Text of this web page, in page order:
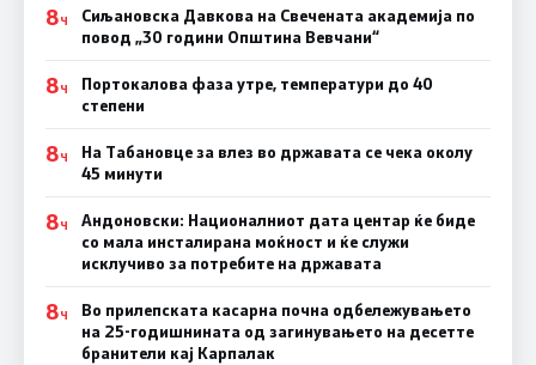
8Ч
Сиљановска Давкова на Свечената академија по
повод „30 години Општина Вевчани“
8Ч
Портокалова фаза утре, температури до 40
степени
8Ч
На Табановце за влез во државата се чека околу
45 минути
8Ч
Андоновски: Националниот дата центар ќе биде
со мала инсталирана моќност и ќе служи
исклучиво за потребите на државата
8Ч
Во прилепската касарна почна одбележувањето
на 25-годишнината од загинувањето на десетте
бранители кај Карпалак